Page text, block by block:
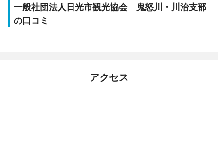
一般社団法人日光市観光協会 鬼怒川・川治支部
の口コミ
アクセス